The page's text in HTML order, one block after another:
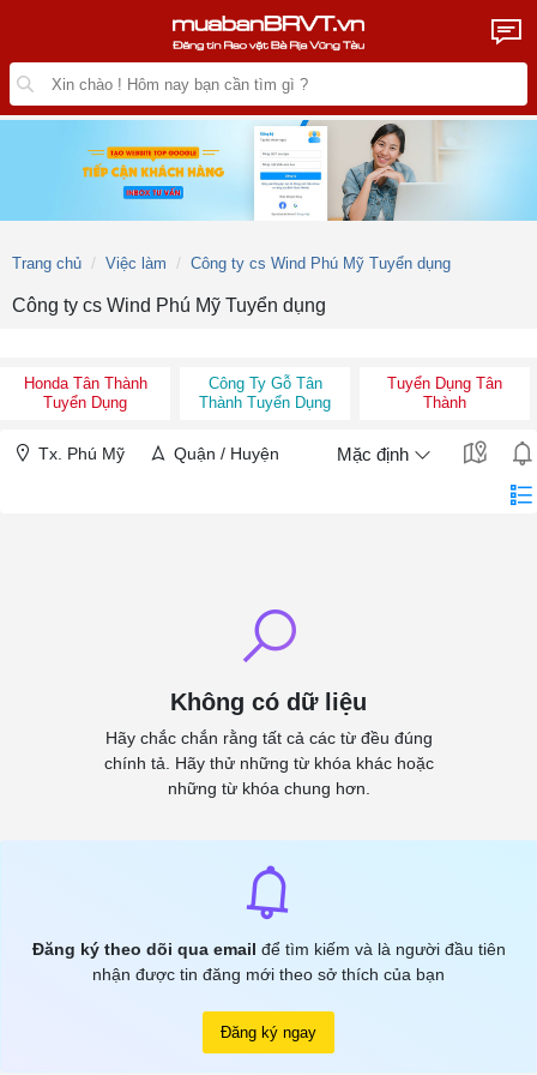
Trang chủ Việc làm Công ty cs Wind Phú Mỹ Tuyển dụng
Công ty cs Wind Phú Mỹ Tuyển dụng
Honda Tân Thành
Tuyển Dụng
Công Ty Gỗ Tân
Thành Tuyển Dụng
Tuyển Dụng Tân
Thành
Tx. Phú Mỹ Quận / Huyện Mặc định
Không có dữ liệu
Hãy chắc chắn rằng tất cả các từ đều đúng
chính tả. Hãy thử những từ khóa khác hoặc
những từ khóa chung hơn.
Đăng ký theo dõi qua email để tìm kiếm và là người đầu tiên
nhận được tin đăng mới theo sở thích của bạn
Đăng ký ngay